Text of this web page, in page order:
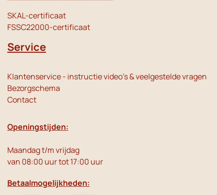
SKAL-certificaat
FSSC22000-certificaat
Service
Klantenservice - instructie video's & veelgestelde vragen
Bezorgschema
Contact
Openingstijden:
Maandag t/m vrijdag
van 08:00 uur tot 17:00 uur
Betaalmogelijkheden: